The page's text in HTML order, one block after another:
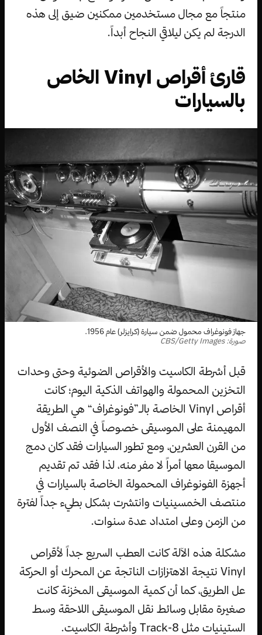
منتجاً مع مجال مستخدمين ممكنين ضيق إلى هذه
الدرجة لم يكن ليلاقي النجاح أبداً.
قارئ أقراص Vinyl الخاص
بالسيارات
جهاز فونوغراف محمول ضمن سيارة (كرايزلر) عام 1956.
صورة: CBS/Getty Images
قبل أشرطة الكاسيت والأقراص الضوئية وحتى وحدات
التخزين المحمولة والهواتف الذكية اليوم؛ كانت
أقراص Vinyl الخاصة بالـ”فونوغراف“ هي الطريقة
المهيمنة على الموسيقى خصوصاً في النصف الأول
من القرن العشرين، ومع تطور السيارات فقد كان دمج
الموسيقا معها أمراً لا مفر منه، لذا فقد تم تقديم
أجهزة الفونوغراف المحمولة الخاصة بالسيارات في
منتصف الخمسينيات وانتشرت بشكل بطيء جداً لفترة
من الزمن وعلى امتداد عدة سنوات.
مشكلة هذه الآلة كانت العطب السريع جداً لأقراص
Vinyl نتيجة الاهتزازات الناتجة عن المحرك أو الحركة
عل الطريق، كما أن كمية الموسيقى المخزنة كانت
صغيرة مقابل وسائط نقل الموسيقى اللاحقة وسط
الستينيات مثل 8-Track وأشرطة الكاسيت.